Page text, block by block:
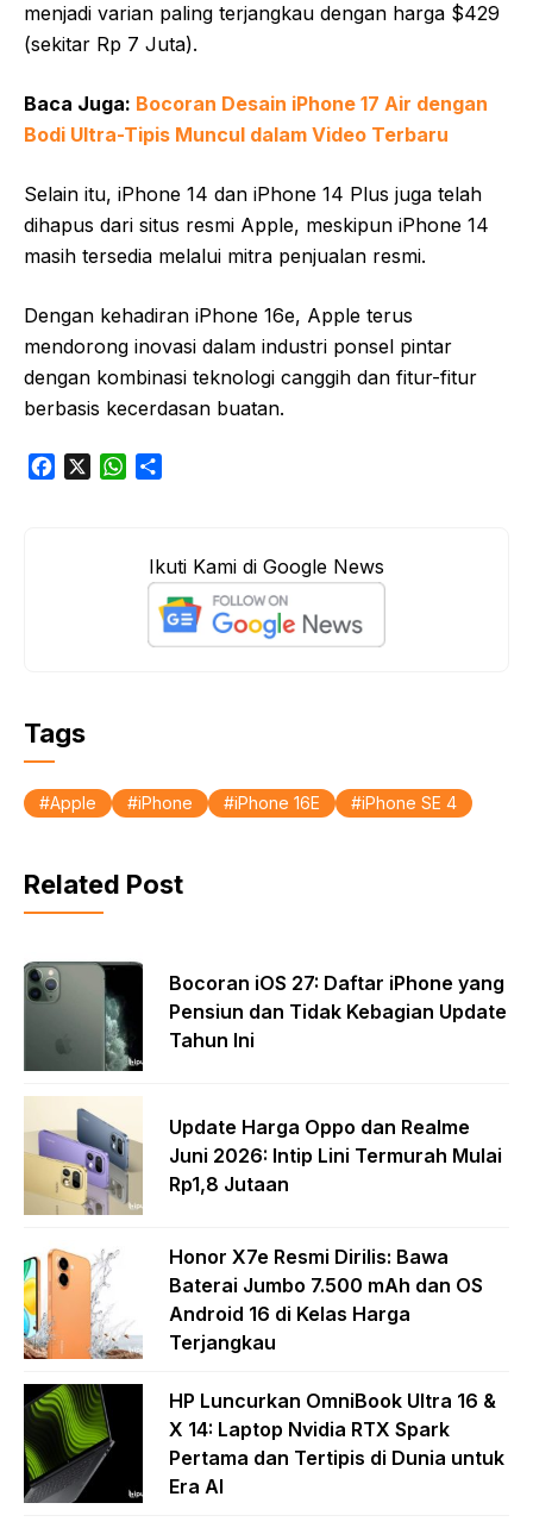
menjadi varian paling terjangkau dengan harga $429
(sekitar Rp 7 Juta).
Baca Juga: Bocoran Desain iPhone 17 Air dengan
Bodi Ultra-Tipis Muncul dalam Video Terbaru
Selain itu, iPhone 14 dan iPhone 14 Plus juga telah
dihapus dari situs resmi Apple, meskipun iPhone 14
masih tersedia melalui mitra penjualan resmi.
Dengan kehadiran iPhone 16e, Apple terus
mendorong inovasi dalam industri ponsel pintar
dengan kombinasi teknologi canggih dan fitur-fitur
berbasis kecerdasan buatan.
W
e
Ikuti Kami di Google News
Tags
Apple iPhone iPhone 16E iPhone SE 4
Related Post
Bocoran iOS 27: Daftar iPhone yang
Pensiun dan Tidak Kebagian Update
Tahun Ini
Update Harga Oppo dan Realme
Juni 2026: Intip Lini Termurah Mulai
Rp1,8 Jutaan
Honor X7e Resmi Dirilis: Bawa
Baterai Jumbo 7.500 mAh dan OS
Android 16 di Kelas Harga
Terjangkau
HP Luncurkan OmniBook Ultra 16 &
X 14: Laptop Nvidia RTX Spark
Pertama dan Tertipis di Dunia untuk
Era AI